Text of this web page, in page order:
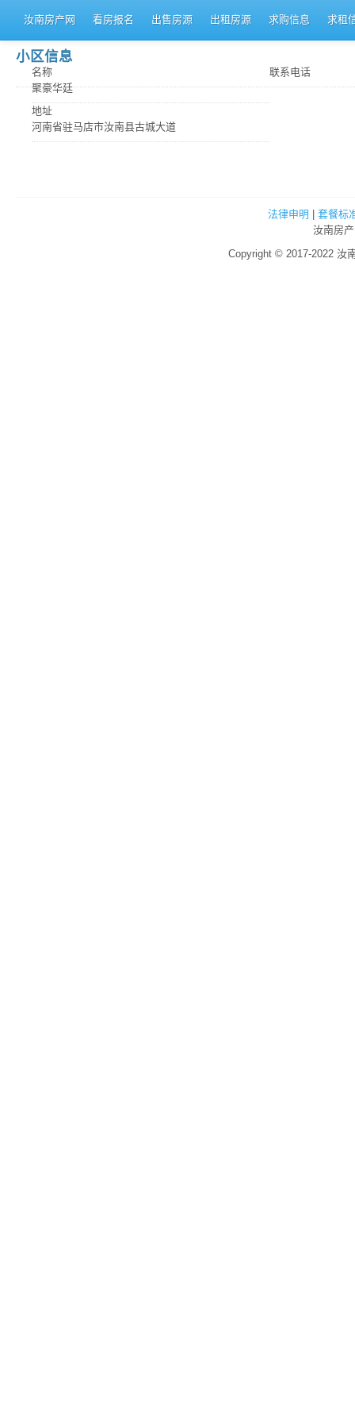
汝南房产网 看房报名 出售房源 出租房源 求购信息 求租
小区信息
名称
聚豪华廷
地址
河南省驻马店市汝南县古城大道
联系电话
法律申明
套餐标
汝南房
Copyright © 2017-2022 汝